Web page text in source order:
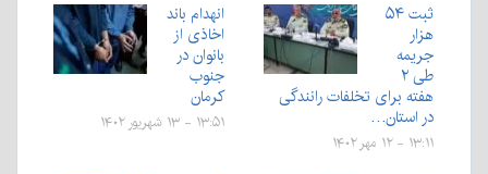
ثبت ۵۴
هزار
جریمه
طی ۲
هفته برای تخلفات رانندگی
در استان…
۱۳:۱۱ - ۱۲ مهر ۱۴۰۲
انهدام باند
اخاذی از
بانوان در
جنوب
کرمان
۱۳:۵۱ - ۱۳ شهریور ۱۴۰۲